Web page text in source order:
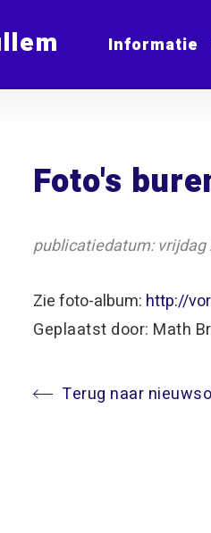
Informatie
Foto's
publicatiedatum:
Zie foto-album: http://
Geplaatst door: Math
Terug naar